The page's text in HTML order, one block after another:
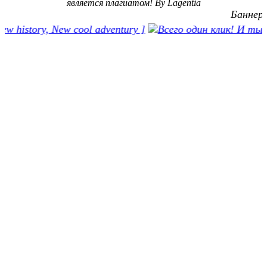
скорее от нечего делать. Вот собственно говоря и всё.
является плагиатом! By Lagentia